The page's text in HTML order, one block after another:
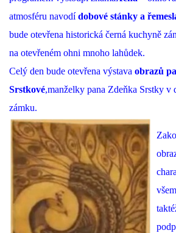
atmosféru navodídobové stánky a
bude otevřena historická černá kuchyně
na otevřeném ohni mnoho lahůdek.
Celý den bude otevřena výstava obrazů
Srstkové,manželky pana Zdeňka Srstky v
zámku.